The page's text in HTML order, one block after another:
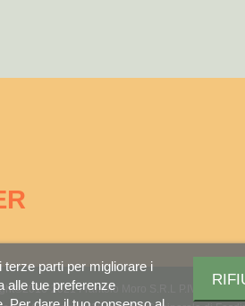
parti per migliorare i
alle tue preferenze
2021 Frantoio Moro S.R.L P.IVA